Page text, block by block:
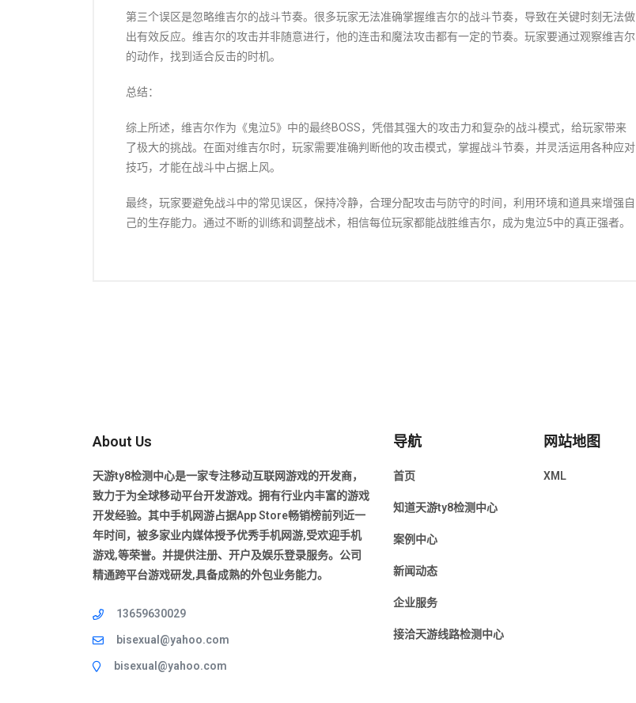
第三个误区是忽略维吉尔的战斗节奏。很多玩家无法准确掌握维吉尔的战斗节奏，导致在关键时刻无法做
出有效反应。维吉尔的攻击并非随意进行，他的连击和魔法攻击都有一定的节奏。玩家要通过观察维吉尔
的动作，找到适合反击的时机。
总结：
综上所述，维吉尔作为《鬼泣5》中的最终BOSS，凭借其强大的攻击力和复杂的战斗模式，给玩家带来
了极大的挑战。在面对维吉尔时，玩家需要准确判断他的攻击模式，掌握战斗节奏，并灵活运用各种应对
技巧，才能在战斗中占据上风。
最终，玩家要避免战斗中的常见误区，保持冷静，合理分配攻击与防守的时间，利用环境和道具来增强自
己的生存能力。通过不断的训练和调整战术，相信每位玩家都能战胜维吉尔，成为鬼泣5中的真正强者。
About Us
天游ty8检测中心是一家专注移动互联网游戏的开发商，
致力于为全球移动平台开发游戏。拥有行业内丰富的游戏
开发经验。其中手机网游占据App Store畅销榜前列近一
年时间，被多家业内媒体授予优秀手机网游,受欢迎手机
游戏,等荣誉。并提供注册、开户及娱乐登录服务。公司
精通跨平台游戏研发,具备成熟的外包业务能力。
13659630029
bisexual@yahoo.com
bisexual@yahoo.com
导航
首页
知道天游ty8检测中心
案例中心
新闻动态
企业服务
接洽天游线路检测中心
网站地图
XML